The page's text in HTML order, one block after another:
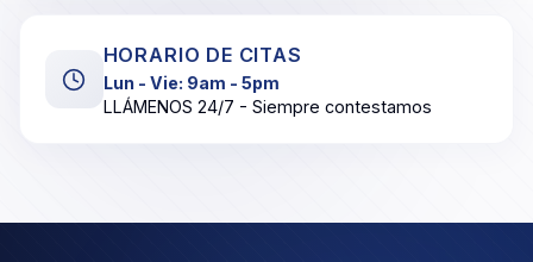
HORARIO DE CITAS
Lun - Vie: 9am - 5pm
LLÁMENOS 24/7 - Siempre contestamos